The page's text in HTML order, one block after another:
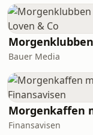
Bauer Media
Finansavisen